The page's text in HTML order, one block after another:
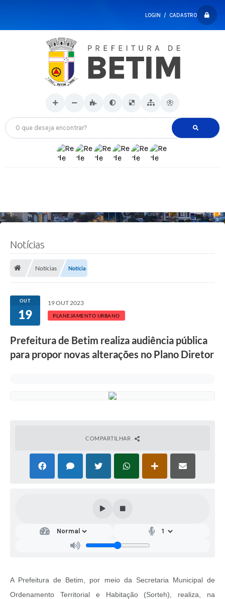
LOGIN / CADASTRO
O que deseja encontrar?
Notícias
Notícias Notícia
OUT
19
19 OUT 2023
PLANEJAMENTO URBANO
Prefeitura de Betim realiza audiência pública
para propor novas alterações no Plano Diretor
COMPARTILHAR
A Prefeitura de Betim, por meio da Secretaria Municipal de
Ordenamento Territorial e Habitação (Sorteh), realiza, na